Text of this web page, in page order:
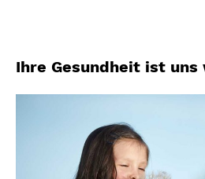
Ihre Gesundheit ist